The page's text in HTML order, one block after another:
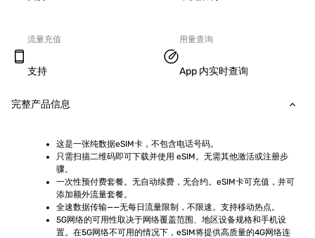
流量充值
支持
用量查询
App 内实时查询
完整产品信息
这是一张纯数据eSIM卡，不包含电话号码。
只需扫描二维码即可下载并使用 eSIM。无需其他激活或注册步
骤。
一次性预付费套餐。无自动续费，无合约。eSIM卡可充值，并可
添加额外流量套餐。
全速数据传输——无每日流量限制，不限速。支持移动热点。
5G网络的可用性取决于网络覆盖范围、地区设备规格和手机设
置。在5G网络不可用的情况下，eSIM将提供高质量的4G网络连